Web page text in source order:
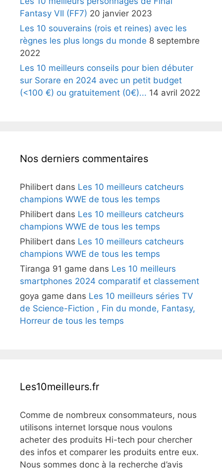
Fantasy VII (FF7) 20 janvier 2023
Les 10 souverains (rois et reines) avec les
règnes les plus longs du monde 8 septembre
2022
Les 10 meilleurs conseils pour bien débuter
sur Sorare en 2024 avec un petit budget
(<100 €) ou gratuitement (0€)... 14 avril 2022
Nos derniers commentaires
Philibert dans Les 10 meilleurs catcheurs
champions WWE de tous les temps
Philibert dans Les 10 meilleurs catcheurs
champions WWE de tous les temps
Philibert dans Les 10 meilleurs catcheurs
champions WWE de tous les temps
Tiranga 91 game dans Les 10 meilleurs
smartphones 2024 comparatif et classement
goya game dans Les 10 meilleurs séries TV
de Science-Fiction , Fin du monde, Fantasy,
Horreur de tous les temps
Les10meilleurs.fr
Comme de nombreux consommateurs, nous
utilisons internet lorsque nous voulons
acheter des produits Hi-tech pour chercher
des infos et comparer les produits entre eux.
Nous sommes donc à la recherche d’avis